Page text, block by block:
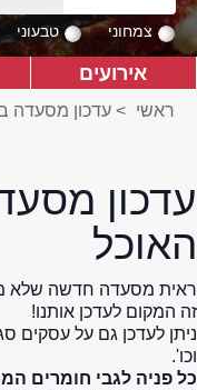
צמחוני טבעוני
אירועים
ראשי > עדכון מסעדה
עדכון
האוכל
ראית מסעדה חדשה שלא
זה המקום לעדכן אותנו!
ניתן לעדכן גם על עסקים
וכו'.
כל פניה לגבי חומרים